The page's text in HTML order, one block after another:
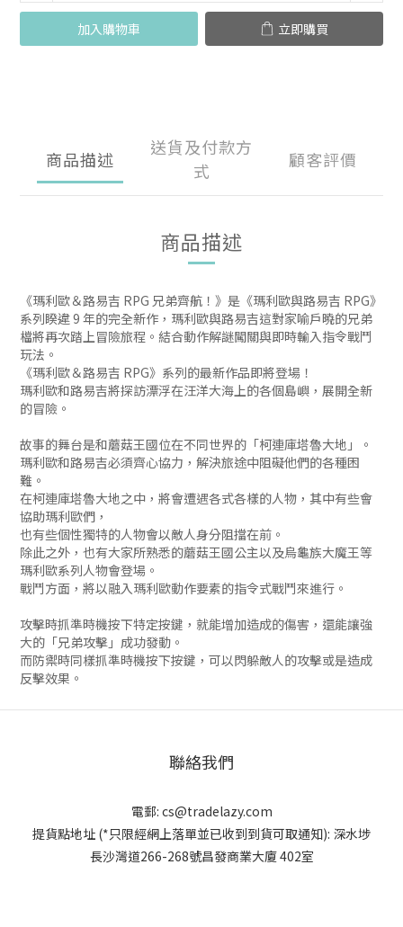
加入購物車 立即購買
商品描述
送貨及付款方
式
顧客評價
商品描述
《瑪利歐＆路易吉 RPG 兄弟齊航！》是《瑪利歐與路易吉 RPG》
系列睽違 9 年的完全新作，瑪利歐與路易吉這對家喻戶曉的兄弟
檔將再次踏上冒險旅程。結合動作解謎闖關與即時輸入指令戰鬥
玩法。
《瑪利歐＆路易吉 RPG》系列的最新作品即將登場！
瑪利歐和路易吉將探訪漂浮在汪洋大海上的各個島嶼，展開全新
的冒險。
故事的舞台是和蘑菇王國位在不同世界的「柯連庫塔魯大地」。
瑪利歐和路易吉必須齊心協力，解決旅途中阻礙他們的各種困
難。
在柯連庫塔魯大地之中，將會遭遇各式各樣的人物，其中有些會
協助瑪利歐們，
也有些個性獨特的人物會以敵人身分阻擋在前。
除此之外，也有大家所熟悉的蘑菇王國公主以及烏龜族大魔王等
瑪利歐系列人物會登場。
戰鬥方面，將以融入瑪利歐動作要素的指令式戰鬥來進行。
攻擊時抓準時機按下特定按鍵，就能增加造成的傷害，還能讓強
大的「兄弟攻擊」成功發動。
而防禦時同樣抓準時機按下按鍵，可以閃躲敵人的攻擊或是造成
反擊效果。
聯絡我們
電郵: cs@tradelazy.com
提貨點地址 (*只限經網上落單並已收到到貨可取通知): 深水埗
長沙灣道266-268號昌發商業大廈 402室